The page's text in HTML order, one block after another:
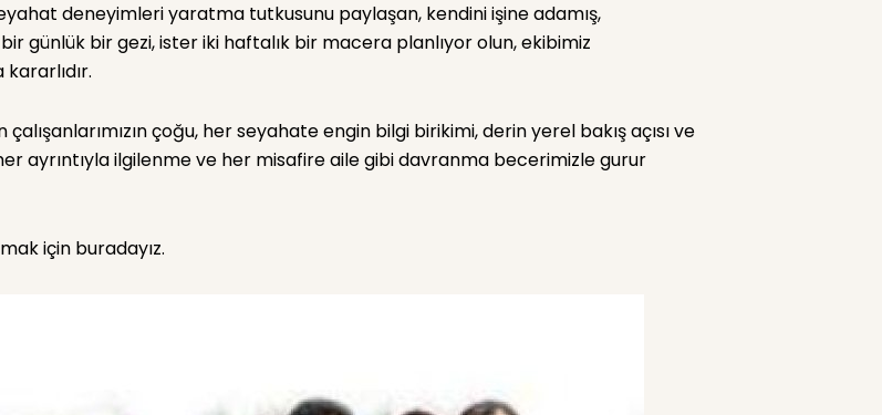
deneyimleri yaratma tutkusunu paylaşan, kendini işine adamış,
günlük bir gezi, ister iki haftalık bir macera planlıyor olun, ekibimiz
çoğu, her seyahate engin bilgi birikimi, derin yerel bakış açısı ve
ayrıntıyla ilgilenme ve her misafire aile gibi davranma becerimizle gurur
için buradayız.